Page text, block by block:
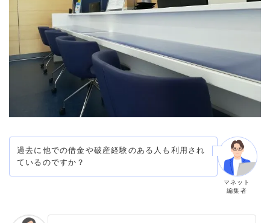
過去に他での借金や破産経験のある人も利用され
ているのですか？
マネット
編集者